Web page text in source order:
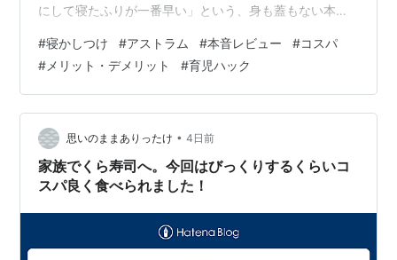
にして寝たふりが一番早い」という、身も蓋もない本音
て、Astrumの良いところも悪いところも、すべてを徹底
的にしゃぶり尽くしてきた自負があります。 そこで今回
は総決算として、購入を迷っている方へ向けた「最終ジ
ャッジ（適性診断）」をお届けします。約5万円という価
格に対して、忖度なしで「買うべき家庭」と「絶対に買
ってはいけない家庭」を明確に…
#寝かしつけ #アストラム #本音レビュー #コスパ
# メリット・デメリット #育児ハック
思いのままありったけ • 4日前
家族でくら寿司へ。今回はびっくりするくらいコ
スパ良く食べられました！